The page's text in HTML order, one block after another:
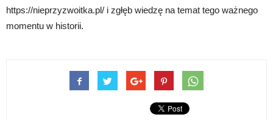
https://nieprzyzwoitka.pl/ i zgłęb wiedzę na temat tego ważnego
momentu w historii.